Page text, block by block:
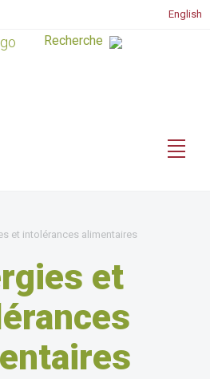
English
et intolérances alimentaires
et